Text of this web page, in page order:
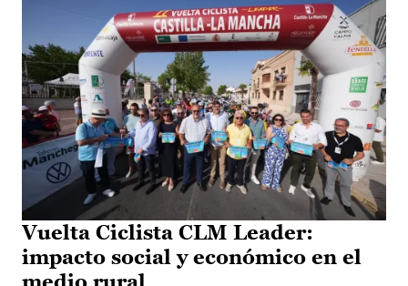
Vuelta Ciclista CLM Leader:
impacto social y económico en el